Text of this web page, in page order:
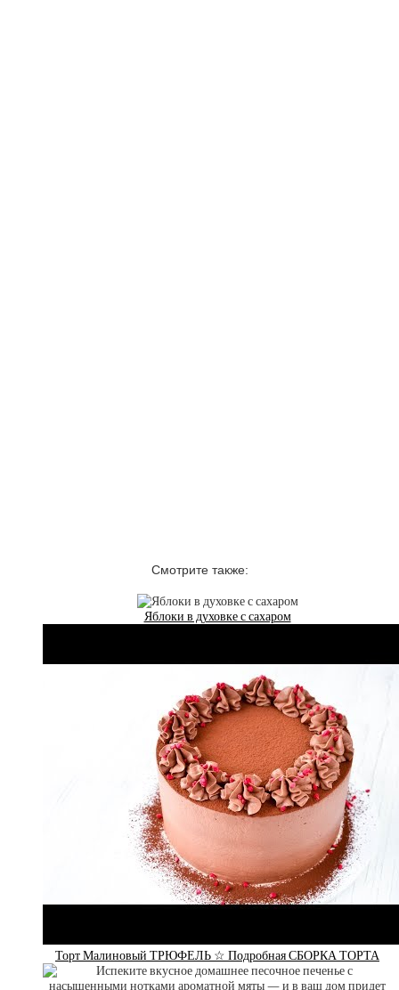
Смотрите также:
Яблоки в духовке с сахаром
Торт Малиновый ТРЮФЕЛЬ ☆ Подробная СБОРКА ТОРТА